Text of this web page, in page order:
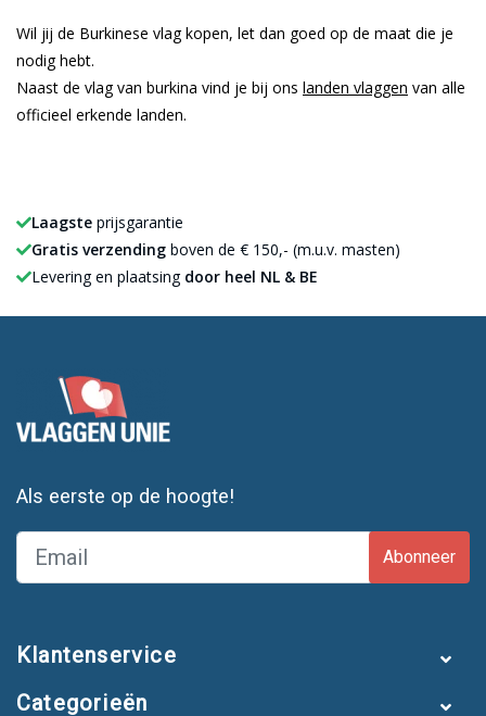
Wil jij de Burkinese vlag kopen, let dan goed op de maat die je
nodig hebt.
Naast de vlag van burkina vind je bij ons landen vlaggen van alle
officieel erkende landen.
Laagste prijsgarantie
Gratis verzending boven de € 150,- (m.u.v. masten)
Levering en plaatsing door heel NL & BE
Als eerste op de hoogte!
Abonneer
Klantenservice
Categorieën